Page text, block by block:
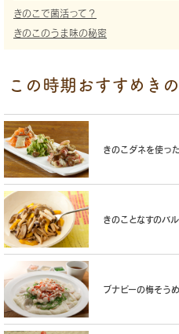
きのこで菌活って？
きのこのうま味の秘密
この時期おすすめき
きのこダネを使っ
きのことなすのバ
ブナピーの梅そう